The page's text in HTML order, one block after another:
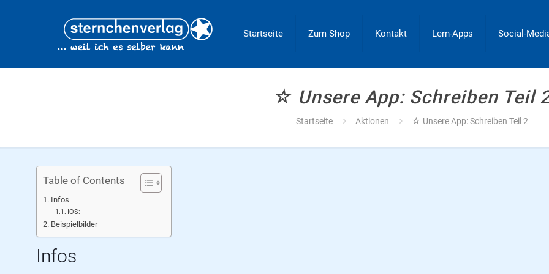
Startseite Zum Shop Kontakt Lern-Apps Social-
☆ Unsere App: Schreiben Teil
Startseite Aktionen ☆ Unsere App: Schreiben Teil 2
Table of Contents
Infos
IOS:
Beispielbilder
Infos